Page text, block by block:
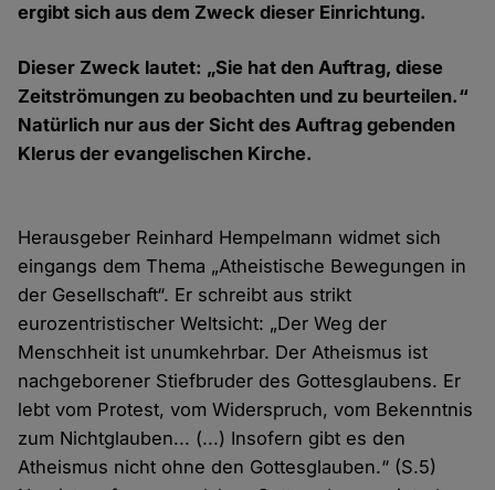
ergibt sich aus dem Zweck dieser Einrichtung.
Dieser Zweck lautet: „Sie hat den Auftrag, diese
Zeitströmungen zu beobachten und zu beurteilen.“
Natürlich nur aus der Sicht des Auftrag gebenden
Klerus der evangelischen Kirche.
Herausgeber Reinhard Hempelmann widmet sich
eingangs dem Thema „Atheistische Bewegungen in
der Gesellschaft“. Er schreibt aus strikt
eurozentristischer Weltsicht: „Der Weg der
Menschheit ist unumkehrbar. Der Atheismus ist
nachgeborener Stiefbruder des Gottesglaubens. Er
lebt vom Protest, vom Widerspruch, vom Bekenntnis
zum Nichtglauben... (...) Insofern gibt es den
Atheismus nicht ohne den Gottesglauben.“ (S.5)